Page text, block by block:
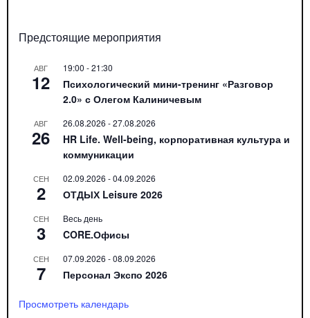
Предстоящие мероприятия
АВГ
12
19:00 -21:30
Психологический мини-тренинг «Разговор
2.0» с Олегом Калиничевым
АВГ
26
26.08.2026 -27.08.2026
HR Life. Well-being, корпоративная культура и
коммуникации
СЕН
2
02.09.2026 -04.09.2026
ОТДЫХ Leisure 2026
СЕН
3
Весь день
CORE.Офисы
СЕН
7
07.09.2026 -08.09.2026
Персонал Экспо 2026
Просмотреть календарь